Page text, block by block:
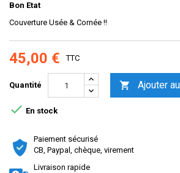
Bon Etat
Couverture Usée & Cornée !!
45,00 € TTC
Quantité  Ajouter
 En stock
Paiement sécurisé
CB, Paypal, chèque, virement
Livraison rapide